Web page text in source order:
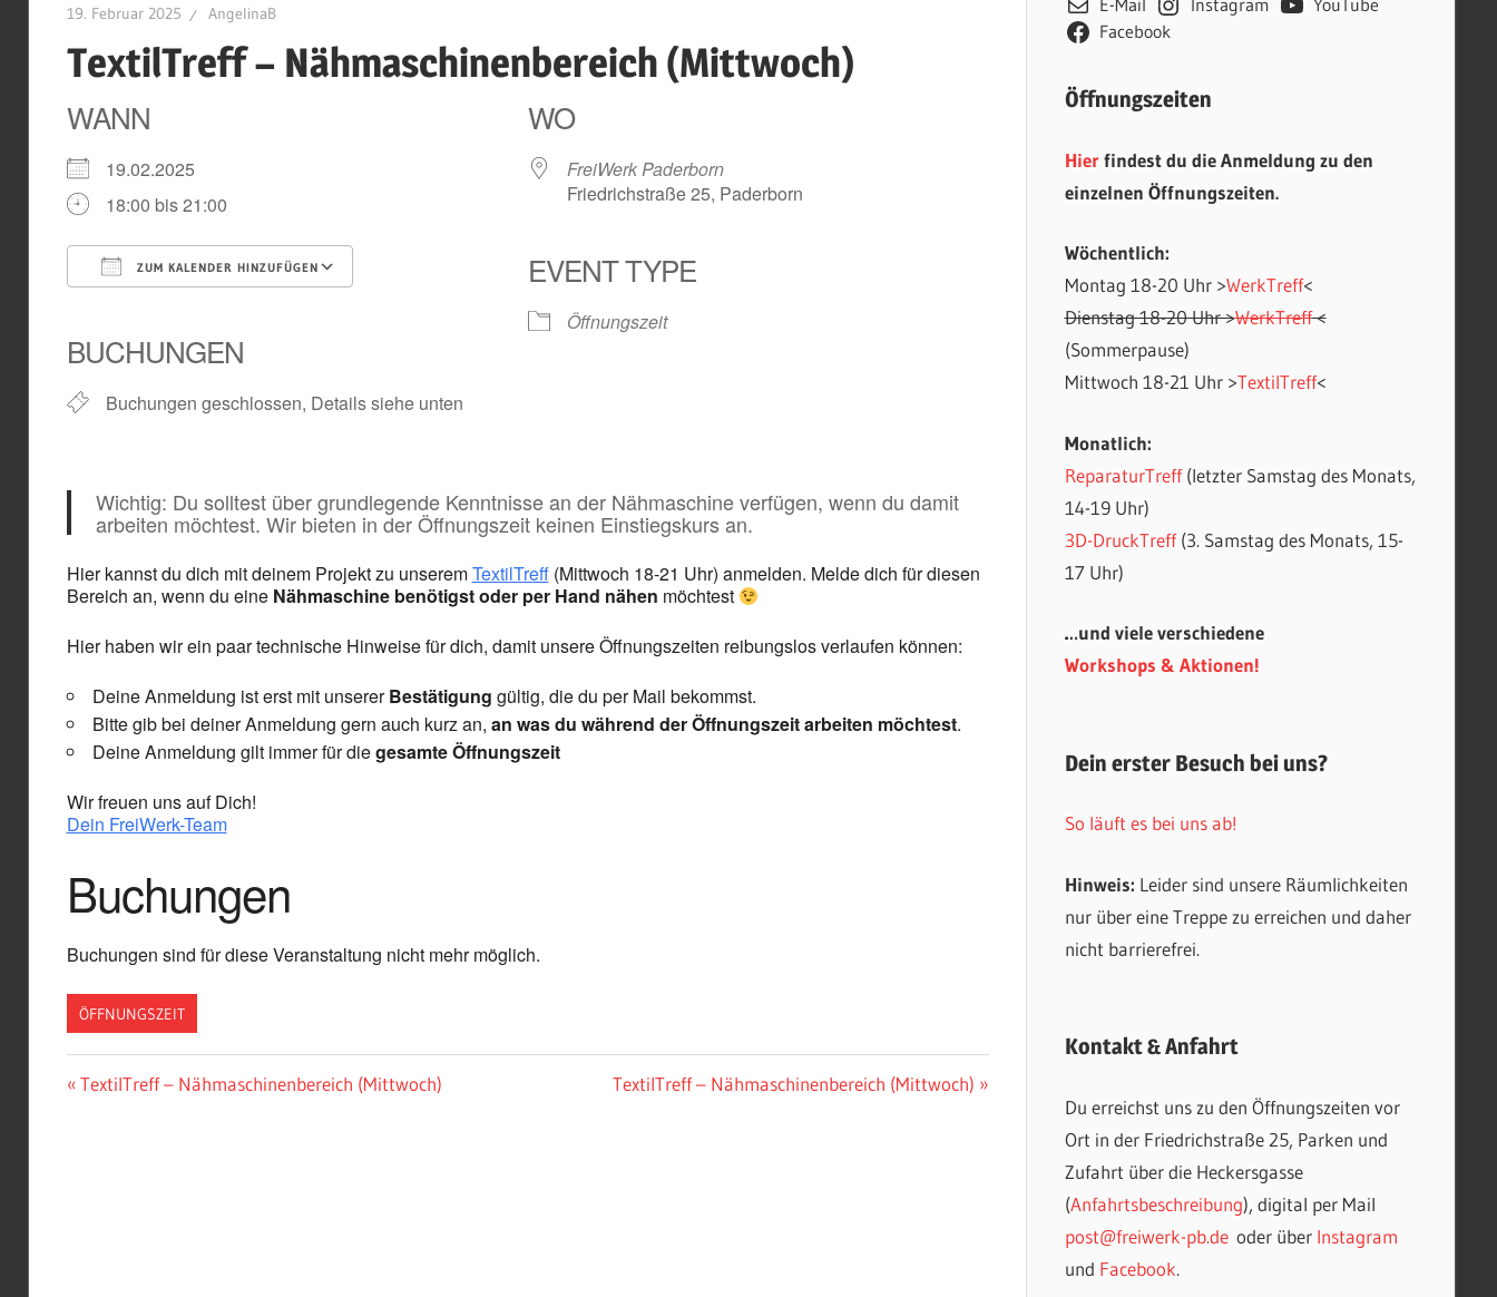
19. Februar 2025 AngelinaB
TextilTreff – Nähmaschinenbereich (Mittwoch)
WANN
19.02.2025
18:00 bis 21:00
ZUM KALENDER HINZUFÜGEN
Google Kalender Office 365 Outlook Live
BUCHUNGEN
Buchungen geschlossen, Details siehe unten
WO
FreiWerk Paderborn
Friedrichstraße 25, Paderborn
EVENT TYPE
Öffnungszeit
Wichtig: Du solltest über grundlegende Kenntnisse an der Nähmaschine verfügen, wenn du damit
arbeiten möchtest. Wir bieten in der Öffnungszeit keinen Einstiegskurs an.
Hier kannst du dich mit deinem Projekt zu unseremTextilTreff(Mittwoch 18-21 Uhr) anmelden. Melde dich für diesen
Bereich an, wenn du eine Nähmaschine benötigst oder per Hand nähen möchtest
Hier haben wir ein paar technische Hinweise für dich, damit unsere Öffnungszeiten reibungslos verlaufen können:
Deine Anmeldung ist erst mit unsererBestätigung gültig, die du per Mail bekommst.
Bitte gib bei deiner Anmeldung gern auch kurz an, an was du während der Öffnungszeit arbeiten möchtest.
Deine Anmeldung gilt immer für diegesamte Öffnungszeit
Wir freuen uns auf Dich!
Dein FreiWerk-Team
Buchungen
Buchungen sind für diese Veranstaltung nicht mehr möglich.
ÖFFNUNGSZEIT
Beitragsnavigation
Vorheriger
TextilTreff – Nähmaschinenbereich (Mittwoch)
Nächster
TextilTreff – Nähmaschinenbereich (Mittwoch)
E-Mail Instagram
YouTube
Facebook
Öffnungszeiten
Hierfindest du die Anmeldung zu den
einzelnen Öffnungszeiten.
Wöchentlich:
Montag 18-20 Uhr >WerkTreff<
Dienstag 18-20 Uhr >WerkTreff<
(Sommerpause)
Mittwoch 18-21 Uhr >TextilTreff<
Monatlich:
ReparaturTreff(letzter Samstag des Monats,
14-19 Uhr)
3D-DruckTreff(3. Samstag des Monats, 15-
17 Uhr)
…und viele verschiedene
Workshops & Aktionen!
Dein erster Besuch bei uns?
So läuft es bei uns ab!
Hinweis: Leider sind unsere Räumlichkeiten
nur über eine Treppe zu erreichen und daher
nicht barrierefrei.
Kontakt & Anfahrt
Du erreichst uns zu den Öffnungszeiten vor
Ort in der Friedrichstraße 25, Parken und
Zufahrt über die Heckersgasse
(Anfahrtsbeschreibung), digital per Mail
post@freiwerk-pb.deoder über Instagram
und Facebook.